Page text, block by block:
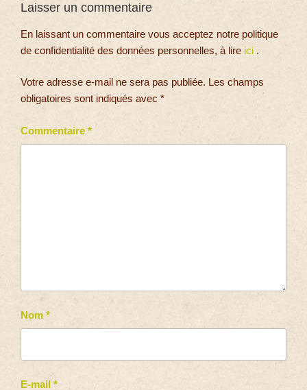
Laisser un commentaire
En laissant un commentaire vous acceptez notre politique
de confidentialité des données personnelles, à lire ici .
Votre adresse e-mail ne sera pas publiée. Les champs
obligatoires sont indiqués avec *
Commentaire *
Nom *
E-mail *